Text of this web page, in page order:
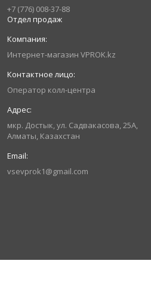
+7 (776) 008-37-88
Отдел продаж
Интернет-магазин VPROK.kz
Оператор колл-центра
мкр. Достык, ул. Садвакасова, 25А,
Алматы, Казахстан
vsevprok1@gmail.com